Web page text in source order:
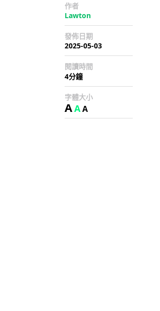
作者
Lawton
發佈日期
2025-05-03
閱讀時間
4分鐘
字體大小
AAA